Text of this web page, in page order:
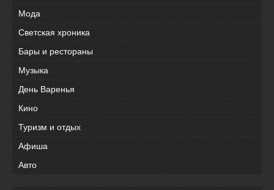
Мода
Светская хроника
Бары и рестораны
Музыка
День Варенья
Кино
Туризм и отдых
Афиша
Авто